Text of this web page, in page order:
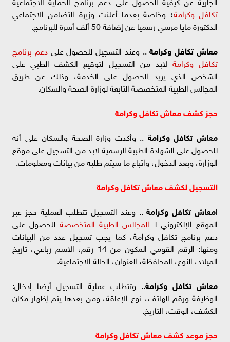
تكافل وكرامة؛ وخاصة بعدما أعلنت وزيرة التضامن الاجتماعي
الدكتورة مايا مرسي رسميا عن إضافة 50 ألف أسرة للبرنامج.
معاش تكافل وكرامة.. وعند التسجيل للحصول على دعم برنامج
تكافل وكرامة لابد من التسجيل لتوقيع الكشف الطبي على
الشخص الذي يريد الحصول على الخدمة، وذلك عن طريق
المجالس الطبية المتخصصة التابعة لوزارة الصحة والسكان.
حجز كشف معاش تكافل وكرامة
معاش تكافل وكرامة .. وأكدت وزارة الصحة والسكان على أنه
للحصول على الشهادة الطبية الرسمية لابد من التسجيل على موقع
الوزارة، وبعد الدخول، واتباع ما سيتم طلبه من بيانات ومعلومات.
التسجيل لكشف معاش تكافل وكرامة
امعاش تكافل وكرامة.. وعند التسجيل تتطلب العملية حجز عبر
الموقع الإلكتروني لـ المجالس الطبية المتخصصة للحصول على
دعم برنامج تكافل وكرامة، كما يجب تسجيل عدد من البيانات
ومنها: الرقم القومي المكون من 14 رقم، الاسم رباعي، تاريخ
الميلاد، النوع، المحافظة، العنوان، الحالة الاجتماعية.
معاش تكافل وكرامة.. وتتطلب عملية التسجيل أيضا إدخال:
الوظيفة ورقم الهاتف، نوع الإعاقة، ومن بعدها يتم إظهار مكان
الكشف، الوقت، التاريخ.
حجز موعد كشف معاش تكافل وكرامة